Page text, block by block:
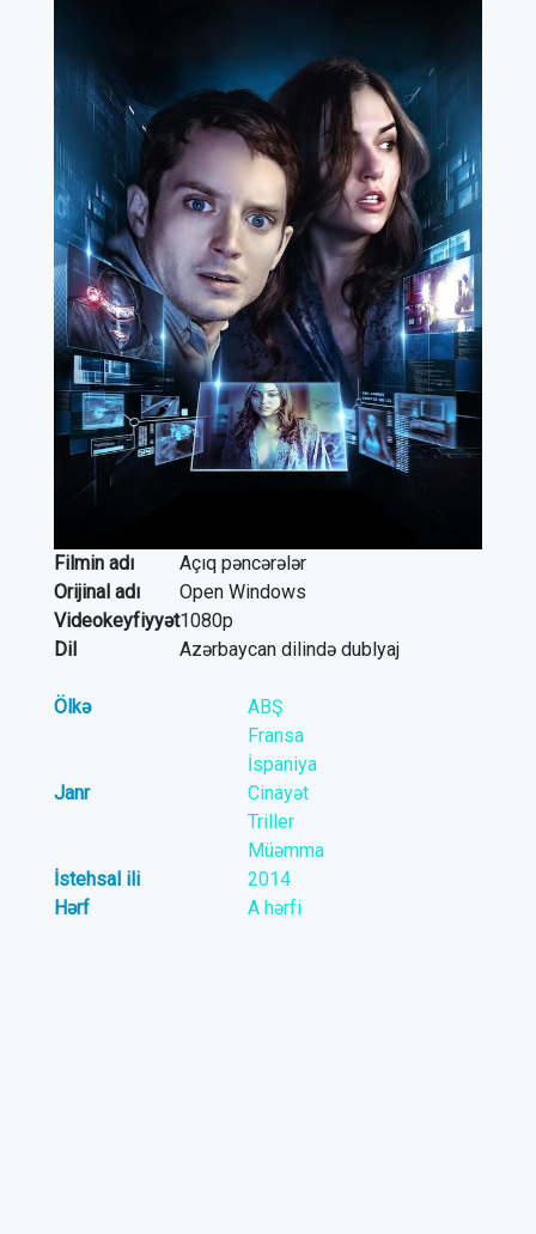
Filmin adı
Açıq pəncərələr
Orijinal adı
Open Windows
Videokeyfiyyət1080p
Dil
Azərbaycan dilində dublyaj
Ölkə
ABŞ
Fransa
İspaniya
Janr
Cinayət
Triller
Müəmma
İstehsal ili
2014
Hərf
A hərfi